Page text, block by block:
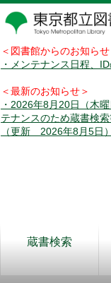
＜図書館からのお知ら
・メンテナンス日程、
＜最新のお知らせ＞
・2026年8月20日（木
テナンスのため蔵書検
（更新 2026年8月5日）
蔵書検索